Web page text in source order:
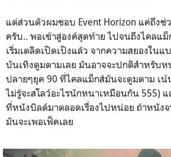
แต่ส่วนตัวผมชอบ Event Horizon แค่ถึงช่
ครับ.. พอเข้าสู่องค์สุดท้าย ไปจนถึงไคลแ
เริ่มเตลิดเปิดเปิงแล้ว จากความสยองใน
บันเทิงตูมตามเลย มันอาจจะปกติสำหรับ
ปลายๆยุค 90 ที่ไคลแม็กส์มันจะตูมตาม เ
ไม่รู้จะสโลว์อะไรนักหนาเหมือนกัน 555)
ที่หนังบิลด์มาตลอดเรื่องไปหน่อย ถ้าหนัง
มันจะเพอเฟ็คเลย